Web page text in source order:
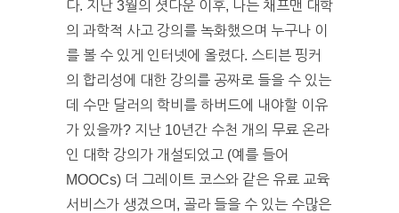
다. 지난 3월의 셧다운 이후, 나는 채프맨 대학
의 과학적 사고 강의를 녹화했으며 누구나 이
를 볼 수 있게 인터넷에 올렸다. 스티븐 핑커
의 합리성에 대한 강의를 공짜로 들을 수 있는
데 수만 달러의 학비를 하버드에 내야할 이유
가 있을까? 지난 10년간 수천 개의 무료 온라
인 대학 강의가 개설되었고 (예를 들어
MOOCs) 더 그레이트 코스와 같은 유료 교육
서비스가 생겼으며, 골라 들을 수 있는 수많은